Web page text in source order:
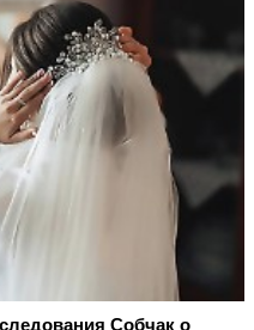
Собчак о